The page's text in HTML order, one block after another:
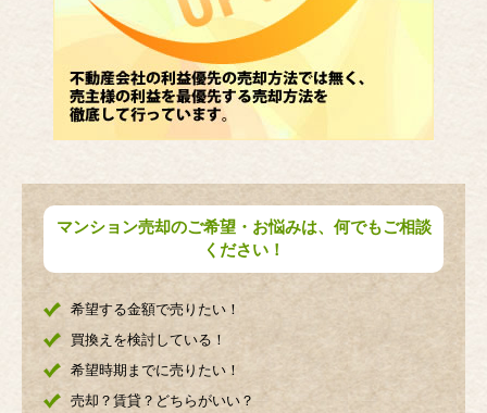
マンション売却のご希望・お悩みは、何でもご相談
ください！
希望する金額で売りたい！
買換えを検討している！
希望時期までに売りたい！
売却？賃貸？どちらがいい？